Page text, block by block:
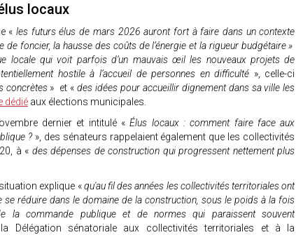
locaux
« les futurs élus de mars 2026 auront fort à faire dans un contexte
de foncier, la hausse des coûts de l’énergie et la rigueur budgétaire »
locale qui voit parfois d’un mauvais œil les nouveaux projets de
hostile à l’accueil de personnes en difficulté », celle-ci
concrètes» et «des idées pour accueillir dignement dans sa ville les
dédié aux élections municipales.
dernier et intitulé «Élus locaux : comment faire face aux
?», des sénateurs rappelaient également que les collectivités
à « des dépenses de construction qui progressent nettement plus
explique «qu'au fil des années les collectivités territoriales ont
réduire dans le domaine de la construction, sous le poids à la fois
la commande publique et de normes qui paraissent souvent
Délégation sénatoriale aux collectivités territoriales et à la